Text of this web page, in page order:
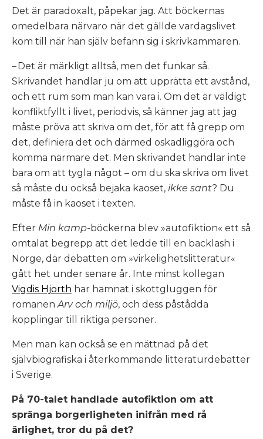
Det är paradoxalt, påpekar jag. Att böckernas
omedelbara närvaro när det gällde vardagslivet
kom till när han själv befann sig i skrivkammaren.
– Det är märkligt alltså, men det funkar så.
Skrivandet handlar ju om att upprätta ett avstånd,
och ett rum som man kan vara i. Om det är väldigt
konfliktfyllt i livet, periodvis, så känner jag att jag
måste pröva att skriva om det, för att få grepp om
det, definiera det och därmed oskadliggöra och
komma närmare det. Men skrivandet handlar inte
bara om att tygla något – om du ska skriva om livet
så måste du också bejaka kaoset, ikke sant? Du
måste få in kaoset i texten.
Efter Min kamp-böckerna blev »autofiktion« ett så
omtalat begrepp att det ledde till en backlash i
Norge, där debatten om »virkelighetslitteratur«
gått het under senare år. Inte minst kollegan
Vigdis Hjorth har hamnat i skottgluggen för
romanenArv och miljö, och dess påstådda
kopplingar till riktiga personer.
Men man kan också se en mättnad på det
självbiografiska i återkommande litteraturdebatter
i Sverige.
På 70-talet handlade autofiktion om att
spränga borgerligheten inifrån med rå
ärlighet, tror du på det?